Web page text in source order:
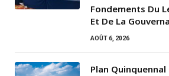
Fondements Du
Et De La
AOÛT 6, 2026
Plan